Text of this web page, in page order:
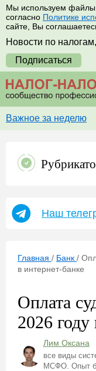
Мы используем файлы
согласно Политике
сайте, Вы
Новости по
Подписаться
Важное за неделю
Наш
Главная / Банк /
в интернет-банке
Оплата
2026 году
Лим Оксана
все виды
МСФО. Опыт